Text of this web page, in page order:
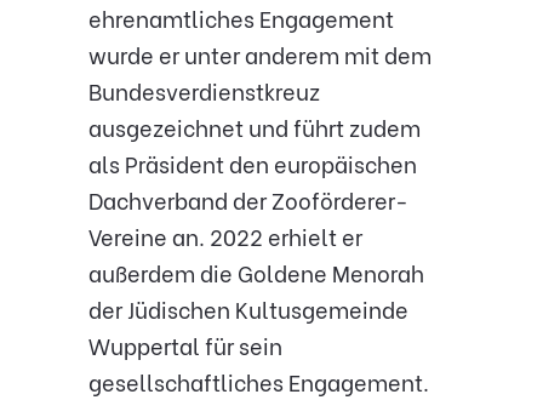
ehrenamtliches Engagement
wurde er unter anderem mit dem
Bundesverdienstkreuz
ausgezeichnet und führt zudem
als Präsident den europäischen
Dachverband der Zooförderer-
Vereine an. 2022 erhielt er
außerdem die Goldene Menorah
der Jüdischen Kultusgemeinde
Wuppertal für sein
gesellschaftliches Engagement.